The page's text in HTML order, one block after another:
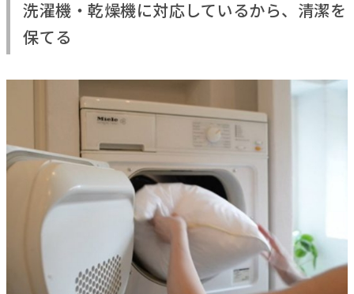
洗濯機・乾燥機に対応しているから、清潔を
保てる